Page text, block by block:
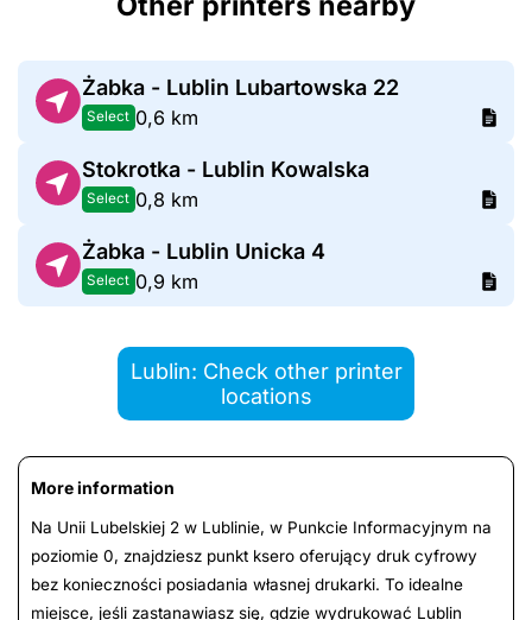
Żabka - Lublin Lubartowska 22
Select 0,6 km
Stokrotka - Lublin Kowalska
Select 0,8 km
Żabka - Lublin Unicka 4
Select 0,9 km
Lublin: Check other printer
locations
More information
Na Unii Lubelskiej 2 w Lublinie, w Punkcie Informacyjnym na
poziomie 0, znajdziesz punkt ksero oferujący druk cyfrowy
bez konieczności posiadania własnej drukarki. To idealne
miejsce, jeśli zastanawiasz się, gdzie wydrukować Lublin